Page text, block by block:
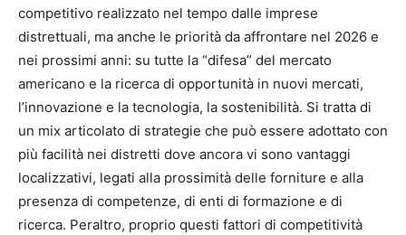
competitivo realizzato nel tempo dalle imprese
distrettuali, ma anche le priorità da affrontare nel 2026 e
nei prossimi anni: su tutte la “difesa” del mercato
americano e la ricerca di opportunità in nuovi mercati,
l’innovazione e la tecnologia, la sostenibilità. Si tratta di
un mix articolato di strategie che può essere adottato con
più facilità nei distretti dove ancora vi sono vantaggi
localizzativi, legati alla prossimità delle forniture e alla
presenza di competenze, di enti di formazione e di
ricerca. Peraltro, proprio questi fattori di competitività